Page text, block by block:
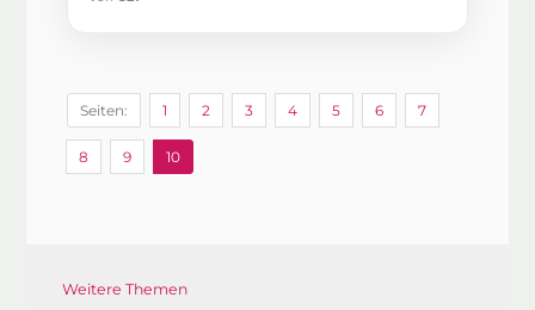
Seiten: 1 2 3 4 5 6 7
8 9 10
Weitere Themen